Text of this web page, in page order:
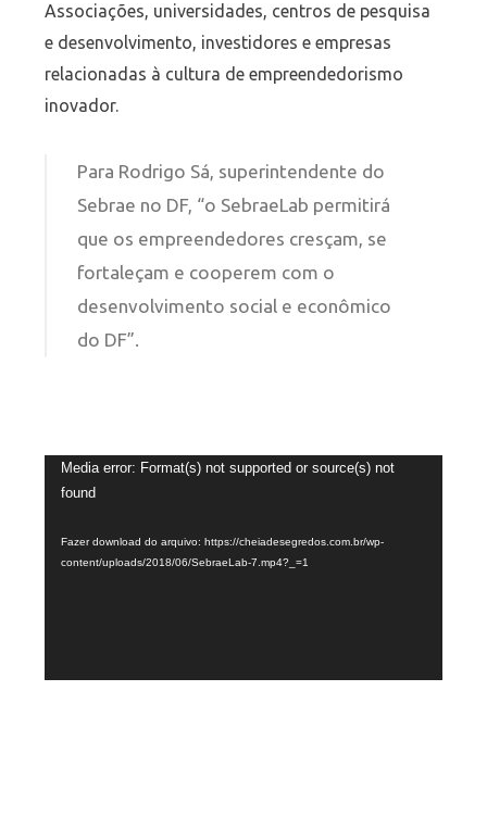
Associações, universidades, centros de pesquisa
e desenvolvimento, investidores e empresas
relacionadas à cultura de empreendedorismo
inovador.
Para Rodrigo Sá, superintendente do
Sebrae no DF, “o SebraeLab permitirá
que os empreendedores cresçam, se
fortaleçam e cooperem com o
desenvolvimento social e econômico
do DF”.
Tocador
de
Media error: Format(s) not supported or source(s) not
found
Fazer download do arquivo: https://cheiadesegredos.com.br/wp-
content/uploads/2018/06/SebraeLab-7.mp4?_=1